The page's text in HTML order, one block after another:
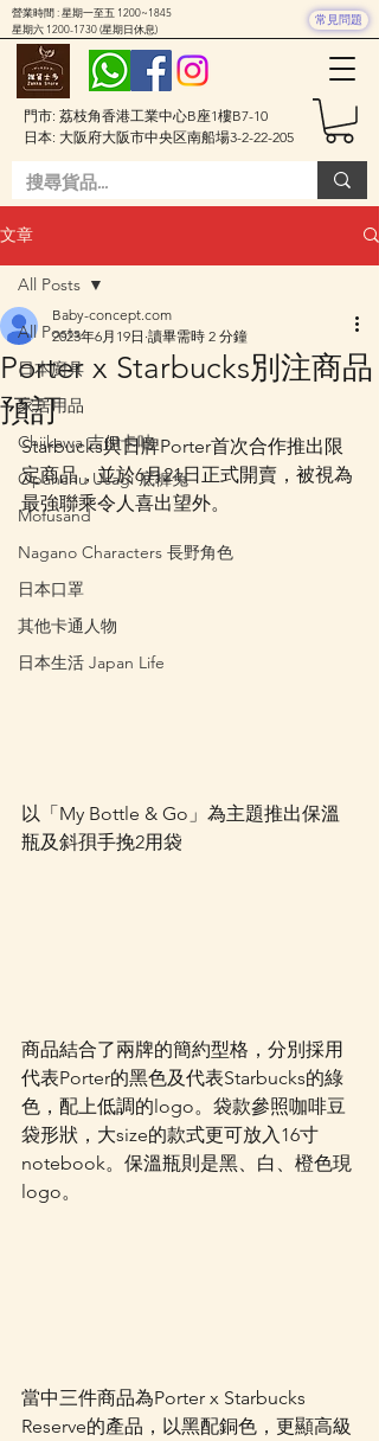
門市: 荔枝角香港工業中心B座1樓B7-10
日本: 大阪府大阪市中央区南船場3-2-22-205
營業時間 : 星期一至五 1200~1845
星期六 1200-1730(星期日休息)
常見問題
文章
All Posts
日本廚具
家居用品
Chiikawa 吉伊卡哇
Opanchu Usagi 底褲兔
Mofusand
Nagano Characters 長野角色
日本口罩
其他卡通人物
日本生活 Japan Life
All Posts
Porter x Starbucks別注商品
預訂
Baby-concept.com
2023年6月19日 讀畢需時 2 分鐘
Starbucks與日牌Porter首次合作推出限
定商品，並於6月21日正式開賣，被視為
最強聯乘令人喜出望外。
以「My Bottle & Go」為主題推出保溫
瓶及斜孭手挽2用袋
商品結合了兩牌的簡約型格，分別採用
代表Porter的黑色及代表Starbucks的綠
色，配上低調的logo。袋款參照咖啡豆
袋形狀，大size的款式更可放入16寸
notebook。保溫瓶則是黑、白、橙色現
logo。
當中三件商品為Porter x Starbucks
Reserve的產品，以黑配銅色，更顯高級